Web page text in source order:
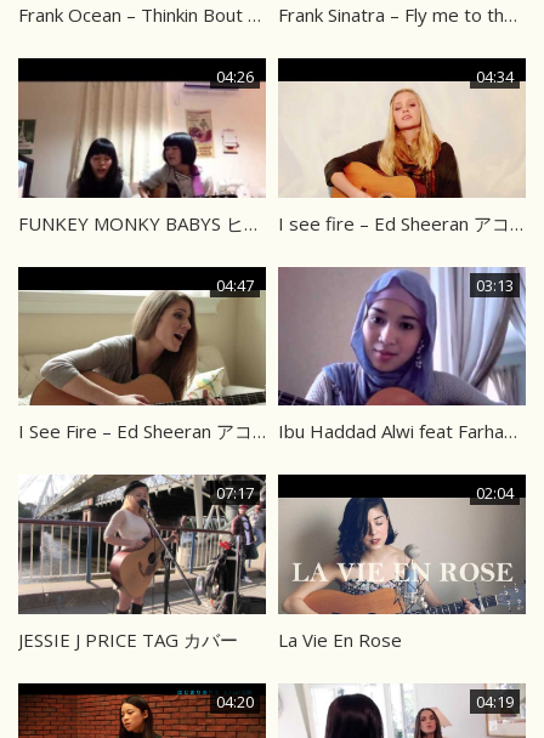
Frank Ocean – Thinkin Bout You Frank Sinatra – Fly me to the moon (Cover)
04:26
FUNKEY MONKY BABYS ヒーロー
04:34
I see fire – Ed Sheeran アコギカバー
04:47
I See Fire – Ed Sheeran アコギカバー
03:13
Ibu Haddad Alwi feat Farhan カバー
07:17
JESSIE J PRICE TAG カバー
02:04
La Vie En Rose
04:20 04:19